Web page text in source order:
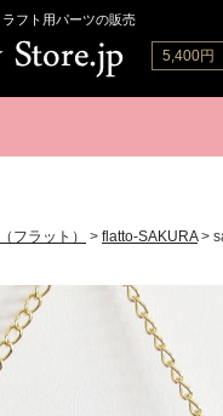
フト用パーツの販売
5,400円
フラット） > flatto-SAKURA>